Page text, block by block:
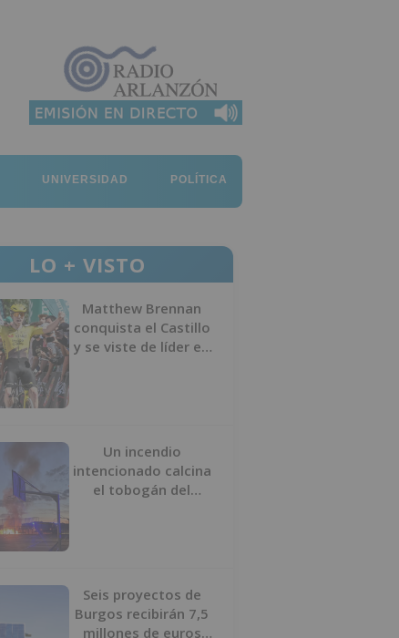
UNIVERSIDAD POLÍTICA
LO + VISTO
Matthew Brennan
conquista el Castillo
y se viste de líder en
Un incendio
intencionado calcina
el tobogán del
Seis proyectos de
Burgos recibirán 7,5
millones de euros